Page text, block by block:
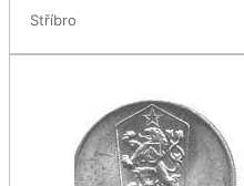
Stříbro